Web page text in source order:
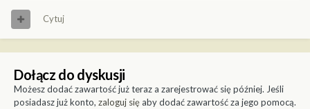
Cytuj
Dołącz do dyskusji
Możesz dodać zawartość już teraz a zarejestrować się później. Jeśli
posiadasz już konto, zaloguj sięaby dodać zawartość za jego pomocą.